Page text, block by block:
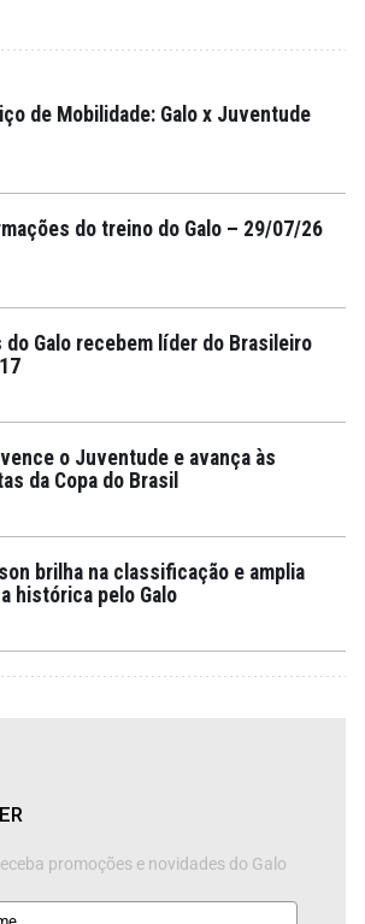
de Mobilidade: Galo x Juventude
do treino do Galo – 29/07/26
do Galo recebem líder do Brasileiro
vence o Juventude e avança às
da Copa do Brasil
brilha na classificação e amplia
histórica pelo Galo
promoções e novidades do Galo